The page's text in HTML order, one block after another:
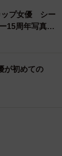
ップ女優 シー
15周年写真集
が初めての